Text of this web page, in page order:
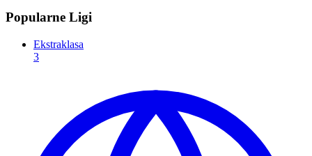
Popularne Ligi
Ekstraklasa
3